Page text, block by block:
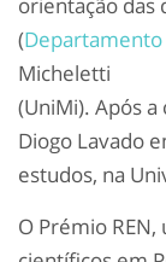
orientação das
(
Micheletti
(UniMi). Após a
Diogo Lavado
estudos, na
O Prémio